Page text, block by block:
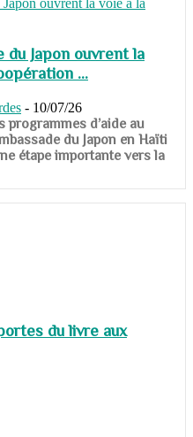
du Japon ouvrent la
...
- 10/07/26
d’aide au
du Japon en Haïti
étape importante vers la
du livre aux